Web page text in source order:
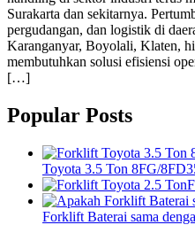
Surakarta dan sekitarnya.
pergudangan, dan logistik di
Karanganyar, Boyolali, Klaten,
membutuhkan solusi efisiensi
[…]
Popular Posts
Toyota 3.5 Ton 8FG/
Forklift Baterai sama